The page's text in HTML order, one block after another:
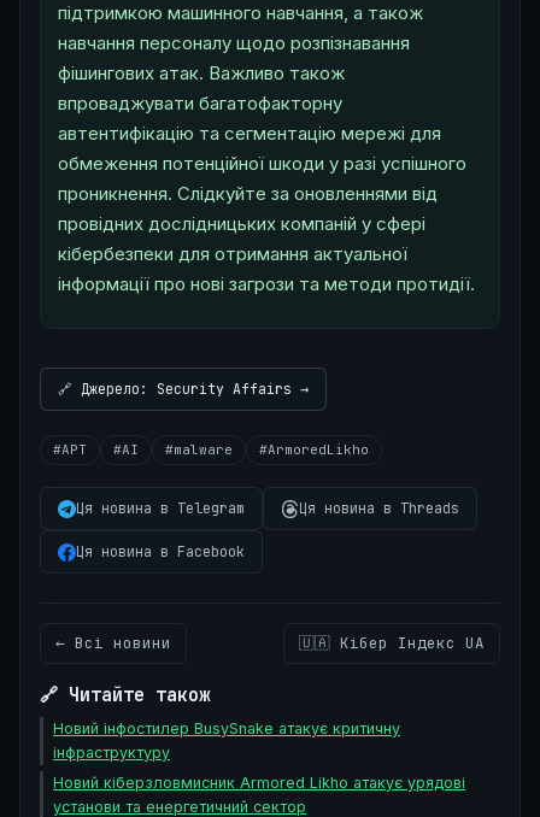
підтримкою машинного навчання, а також
навчання персоналу щодо розпізнавання
фішингових атак. Важливо також
впроваджувати багатофакторну
автентифікацію та сегментацію мережі для
обмеження потенційної шкоди у разі успішного
проникнення. Слідкуйте за оновленнями від
провідних дослідницьких компаній у сфері
кібербезпеки для отримання актуальної
інформації про нові загрози та методи протидії.
🔗 Джерело: Security Affairs →
#APT #AI #malware #ArmoredLikho
Ця новина в Telegram Ця новина в Threads
Ця новина в Facebook
← Всі новини 🇺🇦 Кібер Індекс UA
🔗 Читайте також
Новий інфостилер BusySnake атакує критичну
інфраструктуру
Новий кіберзловмисник Armored Likho атакує урядові
установи та енергетичний сектор